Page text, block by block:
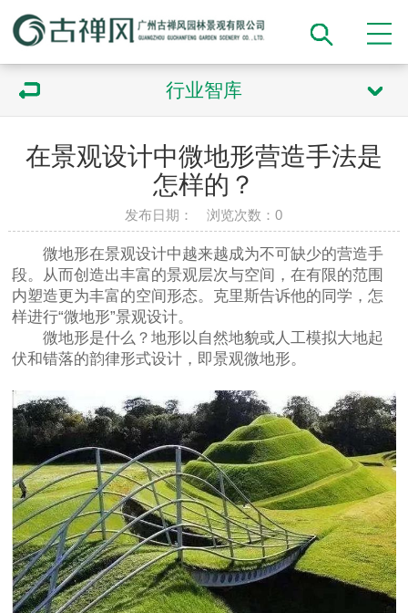
行业智库
在景观设计中微地形营造手法是
怎样的？
发布日期： 浏览次数：0
微地形在景观设计中越来越成为不可缺少的营造手
段。从而创造出丰富的景观层次与空间，在有限的范围
内塑造更为丰富的空间形态。克里斯告诉他的同学，怎
样进行“微地形”景观设计。
微地形是什么？地形以自然地貌或人工模拟大地起
伏和错落的韵律形式设计，即景观微地形。